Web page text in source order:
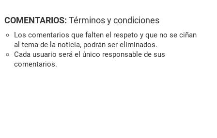
COMENTARIOS: Términos y condiciones
Los comentarios que falten el respeto y que no se ciñan
al tema de la noticia, podrán ser eliminados.
Cada usuario será el único responsable de sus
comentarios.